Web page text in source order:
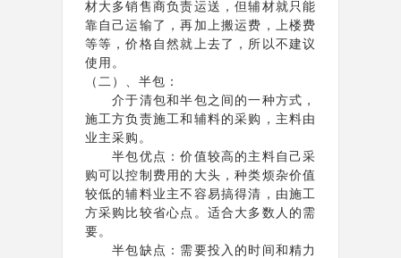
材大多销售商负责运送，但辅材就只能
靠自己运输了，再加上搬运费，上楼费
等等，价格自然就上去了，所以不建议
使用。
（二）、半包：
介于清包和半包之间的一种方式，
施工方负责施工和辅料的采购，主料由
业主采购。
半包优点：价值较高的主料自己采
购可以控制费用的大头，种类烦杂价值
较低的辅料业主不容易搞得清，由施工
方采购比较省心点。适合大多数人的需
要。
半包缺点：需要投入的时间和精力